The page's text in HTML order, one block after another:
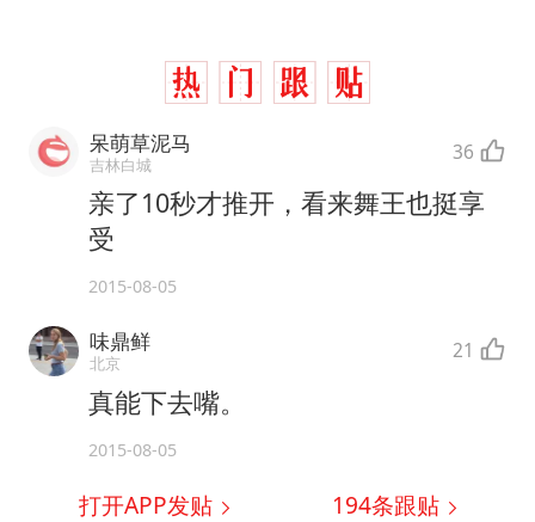
呆萌草泥马
吉林白城 36
亲了10秒才推开，看来舞王也挺享
受
2015-08-05
味鼎鲜
北京 21
真能下去嘴。
2015-08-05
打开APP发贴 194条跟贴